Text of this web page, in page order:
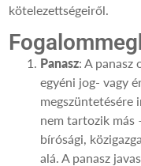
kötelezettségeiről.
Panasz: A panasz
egyéni jog- vagy
megszüntetésére
nem tartozik más
bírósági,
alá. A panasz